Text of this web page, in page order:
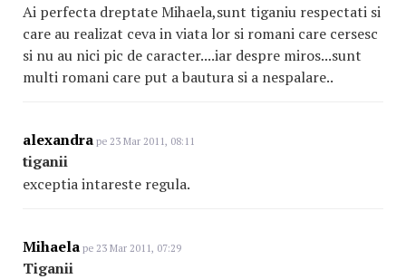
Ai perfecta dreptate Mihaela,sunt tiganiu respectati si
care au realizat ceva in viata lor si romani care cersesc
si nu au nici pic de caracter....iar despre miros...sunt
multi romani care put a bautura si a nespalare..
alexandra pe 23 Mar 2011, 08:11
tiganii
exceptia intareste regula.
Mihaela pe 23 Mar 2011, 07:29
Tiganii